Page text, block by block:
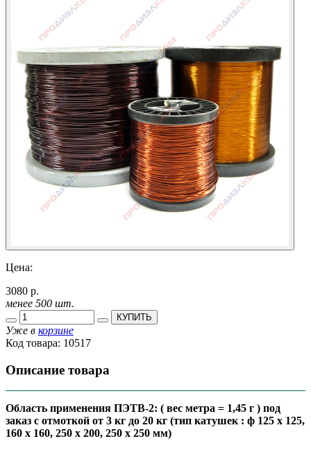
Цена:
3080 р.
менее 500 шт.
КУПИТЬ
Уже в корзине
Код товара: 10517
Описание товара
Область применения ПЭТВ-2: ( вес метра = 1,45 г ) под
заказ с отмоткой от 3 кг до 20 кг (тип катушек : ф 125 х 125,
160 х 160, 250 х 200, 250 х 250 мм)